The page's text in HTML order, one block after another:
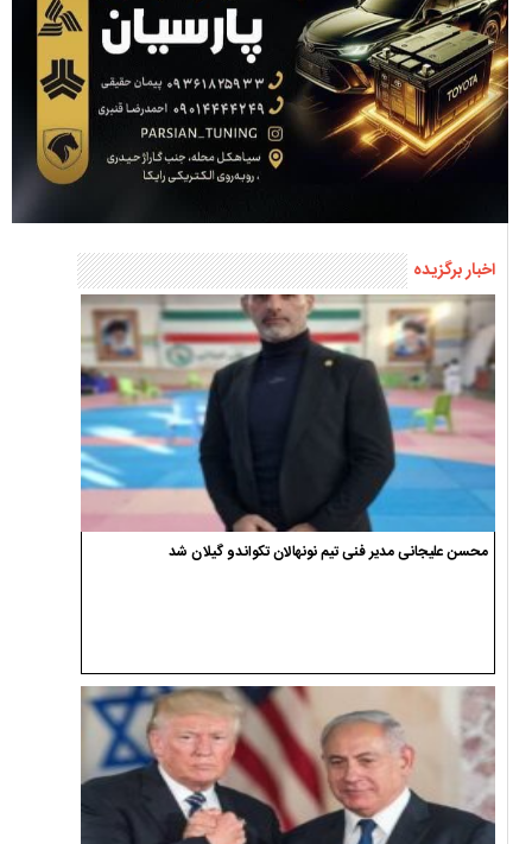
اخبار برگزیده
محسن علیجانی مدیر فنی تیم نونهالان تکواندو گیلان شد